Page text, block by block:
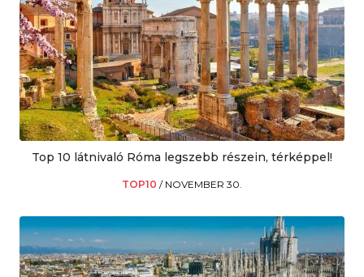
Top 10 látnivaló Róma legszebb részein, térképpel!
TOP10 / NOVEMBER 30.